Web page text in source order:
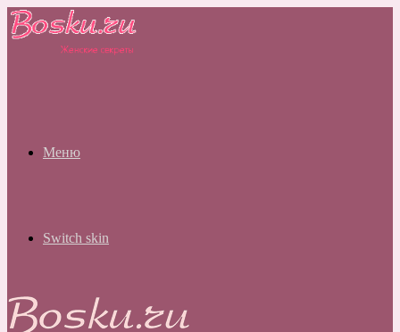
Меню
Switch skin